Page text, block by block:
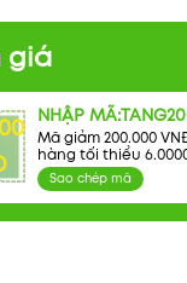
giá
NHẬP
Mã giảm 200.000
hàng tối thiểu
Sao chép mã